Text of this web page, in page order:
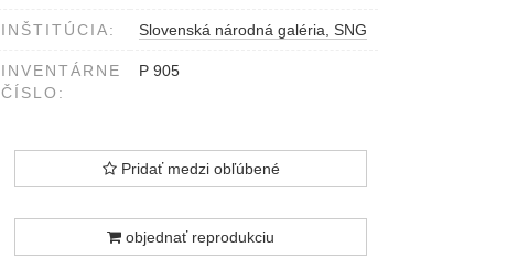
INŠTITÚCIA: Slovenská národná galéria, SNG
INVENTÁRNE
ČÍSLO:
P 905
Pridať medzi obľúbené
objednať reprodukciu